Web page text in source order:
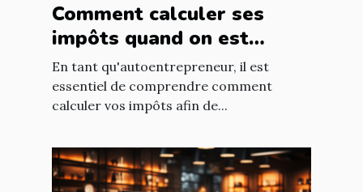
Comment calculer ses
impôts quand on est
autoentrepreneur ?
En tant qu'autoentrepreneur, il est
essentiel de comprendre comment
calculer vos impôts afin de...